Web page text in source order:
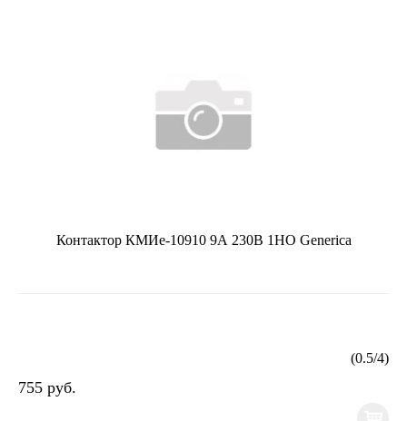
Контактор КМИе-10910 9А 230В 1НО Generica
(0.5/4)
755 руб.